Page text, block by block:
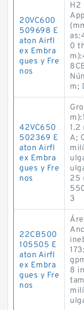
20VC600
509698 E
aton Airfl
ex Embra
gues y Fre
nos
H2
0
m;
42VC650
502369 E
aton Airfl
ex Embra
gues y Fre
nos
1.2
A;
25
3
22CB500
105505 E
aton Airfl
ex Embra
gues y Fre
nos
8